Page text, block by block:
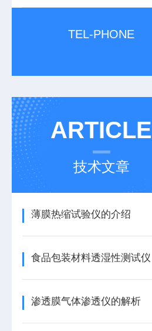
TEL-PHONE
ARTICLE
技术文章
薄膜热缩试验仪的介绍
渗透膜气体渗透仪的解析